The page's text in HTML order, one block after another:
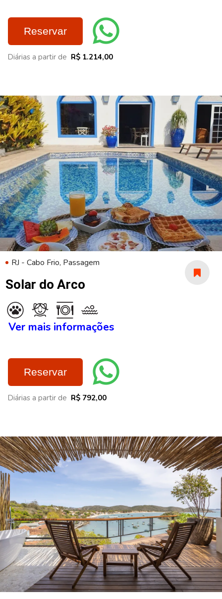
Reservar
Diárias a partir de R$ 1.214,00
RJ - Cabo Frio, Passagem
Solar do Arco
Ver mais informações
Reservar
Diárias a partir de R$ 792,00